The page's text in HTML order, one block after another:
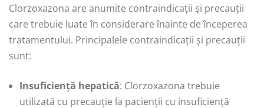
Clorzoxazona are anumite contraindicații și precauții
care trebuie luate în considerare înainte de începerea
tratamentului. Principalele contraindicații și precauții
sunt:
Insuficiență hepatică: Clorzoxazona trebuie
utilizată cu precauție la pacienții cu insuficiență